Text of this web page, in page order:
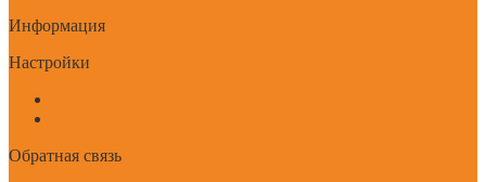
Информация
Настройки
Обратная связь